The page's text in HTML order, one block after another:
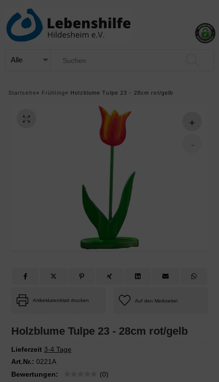
Startseite» Frühling » Holzblume Tulpe 23 - 28cm rot/gelb
Artikeldatenblatt drucken
Holzblume Tulpe 23 - 28cm rot/gelb
Lieferzeit 3-4 Tage
Art.Nr.: 0221A
Bewertungen:
(0)